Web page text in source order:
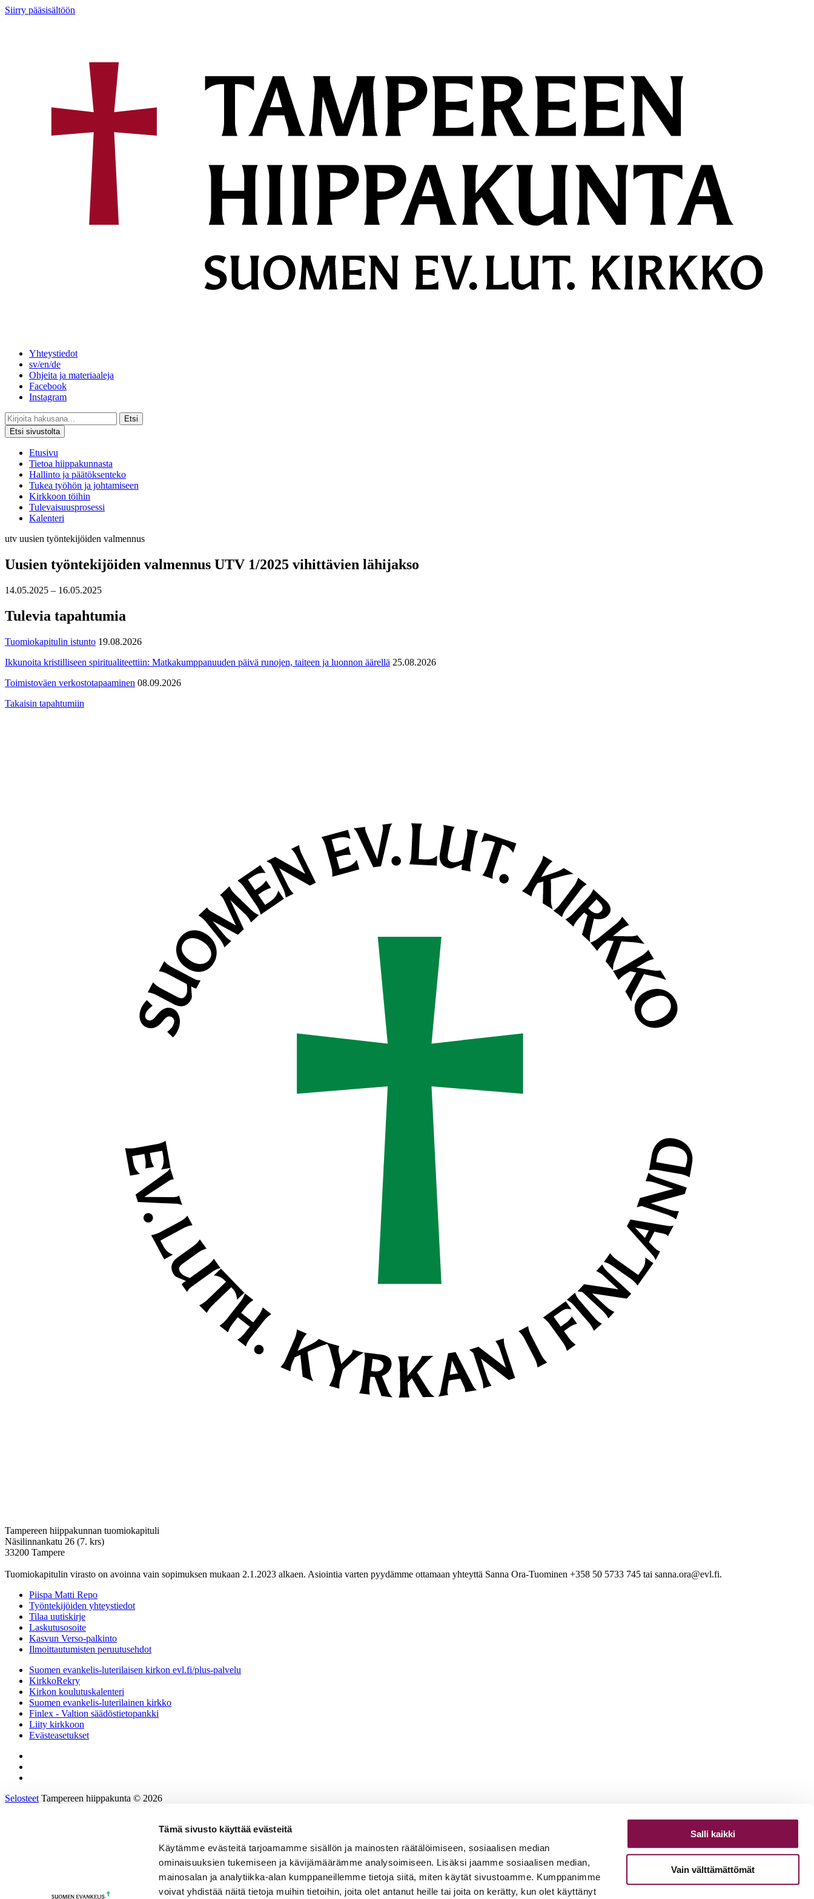
Tämä sivusto käyttää evästeitä
Käytämme evästeitä tarjoamamme sisällön ja mainosten räätälöimiseen, sosiaalisen median
ominaisuuksien tukemiseen ja kävijämäärämme analysoimiseen. Lisäksi jaamme sosiaalisen median,
mainosalan ja analytiikka-alan kumppaneillemme tietoja siitä, miten käytät sivustoamme. Kumppanimme
voivat yhdistää näitä tietoja muihin tietoihin, joita olet antanut heille tai joita on kerätty, kun olet käyttänyt
Salli kaikki
Vain välttämättömät
Siirry pääsisältöön
Yhteystiedot
sv/en/de
Ohjeita ja materiaaleja
Facebook
Instagram
Etsi
Etsi sivustolta
Etusivu
Tietoa hiippakunnasta
Hallinto ja päätöksenteko
Tukea työhön ja johtamiseen
Kirkkoon töihin
Tulevaisuusprosessi
Kalenteri
utv uusien työntekijöiden valmennus
Uusien työntekijöiden valmennus UTV 1/2025 vihittävien lähijakso
14.05.2025 – 16.05.2025
Tulevia tapahtumia
Tuomiokapitulin istunto 19.08.2026
Ikkunoita kristilliseen spiritualiteettiin: Matkakumppanuuden päivä runojen, taiteen ja luonnon äärellä 25.08.2026
Toimistoväen verkostotapaaminen 08.09.2026
Takaisin tapahtumiin
Tampereen hiippakunnan tuomiokapituli
Näsilinnankatu 26 (7. krs)
33200 Tampere
Tuomiokapitulin virasto on avoinna vain sopimuksen mukaan 2.1.2023 alkaen. Asiointia varten pyydämme ottamaan yhteyttä Sanna Ora-Tuominen +358 50 5733 745 tai sanna.ora@evl.fi.
Piispa Matti Repo
Työntekijöiden yhteystiedot
Tilaa uutiskirje
Laskutusosoite
Kasvun Verso-palkinto
Ilmoittautumisten peruutusehdot
Suomen evankelis-luterilaisen kirkon evl.fi/plus-palvelu
KirkkoRekry
Kirkon koulutuskalenteri
Suomen evankelis-luterilainen kirkko
Finlex - Valtion säädöstietopankki
Liity kirkkoon
Evästeasetukset
Selosteet Tampereen hiippakunta © 2026
Kalenteri